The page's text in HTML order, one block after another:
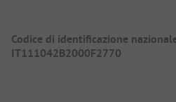
Codice di identificazione
IT111042B2000F2770